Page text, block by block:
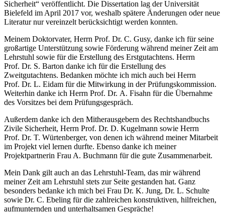
Sicherheit“ veröffentlicht. Die Dissertation lag der Universität
Bielefeld im April 2017 vor, weshalb spätere Änderungen oder neue
Literatur nur vereinzelt berücksichtigt werden konnten.
Meinem Doktorvater, Herrn Prof. Dr. C. Gusy, danke ich für seine
großartige Unterstützung sowie Förderung während meiner Zeit am
Lehrstuhl sowie für die Erstellung des Erstgutachtens. Herrn
Prof. Dr. S. Barton danke ich für die Erstellung des
Zweitgutachtens. Bedanken möchte ich mich auch bei Herrn
Prof. Dr. L. Eidam für die Mitwirkung in der Prüfungskommission.
Weiterhin danke ich Herrn Prof. Dr. A. Fisahn für die Übernahme
des Vorsitzes bei dem Prüfungsgespräch.
Außerdem danke ich den Mitherausgebern des Rechtshandbuchs
Zivile Sicherheit, Herrn Prof. Dr. D. Kugelmann sowie Herrn
Prof. Dr. T. Würtenberger, von denen ich während meiner Mitarbeit
im Projekt viel lernen durfte. Ebenso danke ich meiner
Projektpartnerin Frau A. Buchmann für die gute Zusammenarbeit.
Mein Dank gilt auch an das Lehrstuhl-Team, das mir während
meiner Zeit am Lehrstuhl stets zur Seite gestanden hat. Ganz
besonders bedanke ich mich bei Frau Dr. K. Jung, Dr. L. Schulte
sowie Dr. C. Ebeling für die zahlreichen konstruktiven, hilfreichen,
aufmunternden und unterhaltsamen Gespräche!